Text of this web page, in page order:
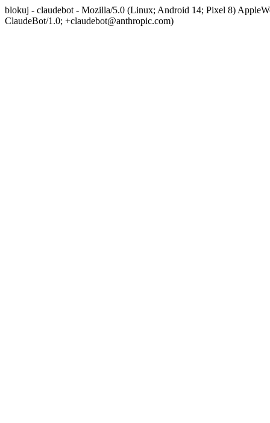
blokuj - claudebot - Mozilla/5.0 (Linux; Android 14; Pixel 8)
ClaudeBot/1.0; +claudebot@anthropic.com)